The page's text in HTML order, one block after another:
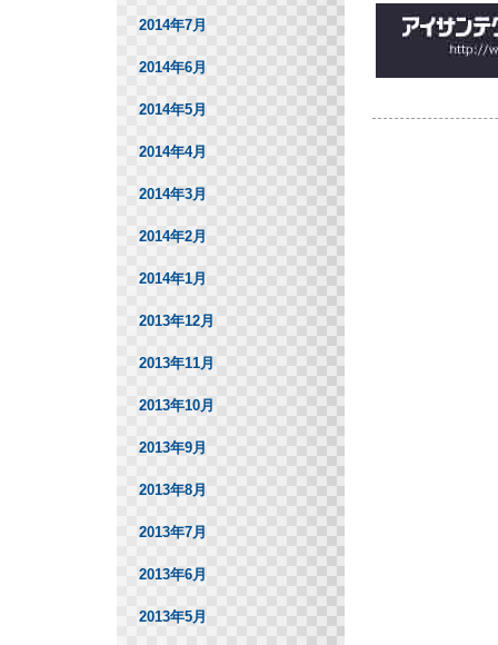
2014年7月
2014年6月
2014年5月
2014年4月
2014年3月
2014年2月
2014年1月
2013年12月
2013年11月
2013年10月
2013年9月
2013年8月
2013年7月
2013年6月
2013年5月